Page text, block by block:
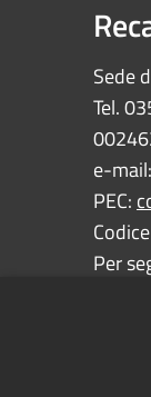
Sede
Tel.
e-mail:
PEC:
Per